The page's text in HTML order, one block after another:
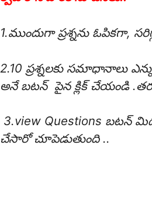
1.ముందుగా ప్రశ్నను ఓపికగా,
2.10 ప్రశ్నలకు సమాధానాలు
అనే బటన్ పైన క్లిక్ చేయండి
3.view Questions బటన్ మిద
చేసారో చూపెడుతుంది ..